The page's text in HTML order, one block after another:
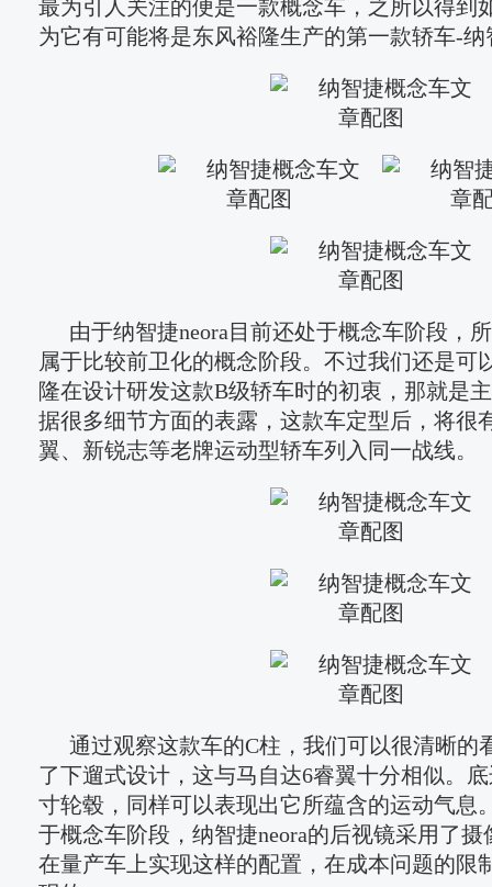
最为引人关注的便是一款概念车，之所以得到
为它有可能将是东风裕隆生产的第一款轿车-纳
由于纳智捷neora目前还处于概念车阶段，
属于比较前卫化的概念阶段。不过我们还是可
隆在设计研发这款B级轿车时的初衷，那就是
据很多细节方面的表露，这款车定型后，将很
翼、新锐志等老牌运动型轿车列入同一战线。
通过观察这款车的C柱，我们可以很清晰的
了下遛式设计，这与马自达6睿翼十分相似。
寸轮毂，同样可以表现出它所蕴含的运动气息
于概念车阶段，纳智捷neora的后视镜采用了
在量产车上实现这样的配置，在成本问题的限